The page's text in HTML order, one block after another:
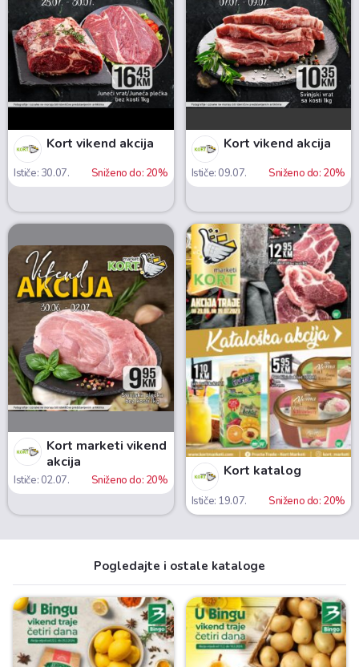
Kort vikend akcija
Ističe: 30.07. Sniženo do: 20%
Kort vikend akcija
Ističe: 09.07. Sniženo do: 20%
Kort marketi vikend
akcija
Ističe: 02.07. Sniženo do: 20%
Kort katalog
Ističe: 19.07. Sniženo do: 20%
Pogledajte i ostale kataloge